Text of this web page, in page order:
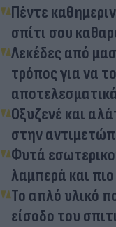
Πέντε
σπίτι σου
Λεκέδες από
τρόπος για να
Οξυζενέ και
στην
Φυτά
λαμπερά και
Το απλό υλικό
είσοδο του